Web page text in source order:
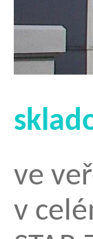
ve
v